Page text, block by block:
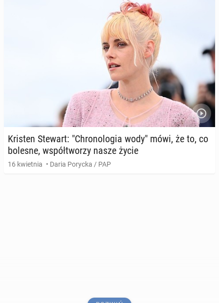
Kristen Stewart: "Chro­no­lo­gia wody" mówi, że to, co
bolesne, współ­two­rzy nasze życie
16 kwietnia • Daria Porycka / PAP